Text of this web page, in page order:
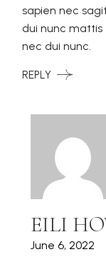
sapien nec
dui nunc mattis
nec dui nunc.
REPLY
EILI
June 6, 2022